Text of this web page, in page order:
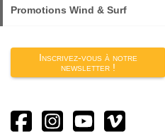
Promotions Wind & Surf
Inscrivez-vous à notre
newsletter !